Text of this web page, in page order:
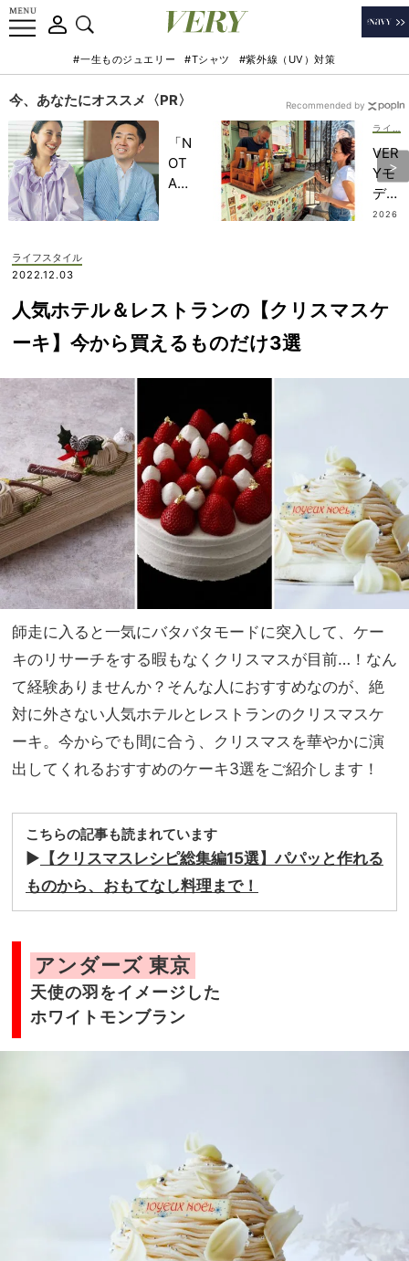
#一生ものジュエリー #Tシャツ #紫外線（UV）対策
今、あなたにオススメ〈PR〉
「N
OT
A
記憶
に一
生残
【極
家族
旅】
を
VER
Yモ
デル
がリ
の最
ルグ
マラ
サ
ダ、
タコ
ス
etc.
2026
Recommended by
ライフスタイル
2022.12.03
人気ホテル＆レストランの【クリスマスケ
ーキ】今から買えるものだけ3選
師走に入ると一気にバタバタモードに突入して、ケー
キのリサーチをする暇もなくクリスマスが目前… ！なん
て経験ありませんか？そんな人におすすめなのが、絶
対に外さない人気ホテルとレストランのクリスマスケ
ーキ。今からでも間に合う、クリスマスを華やかに演
出してくれるおすすめのケーキ3選をご紹介します！
こちらの記事も読まれています
▶︎ 【クリスマスレシピ総集編15選】パパッと作れる
ものから、おもてなし料理まで！
アンダーズ 東京
天使の羽をイメージした
ホワイトモンブラン